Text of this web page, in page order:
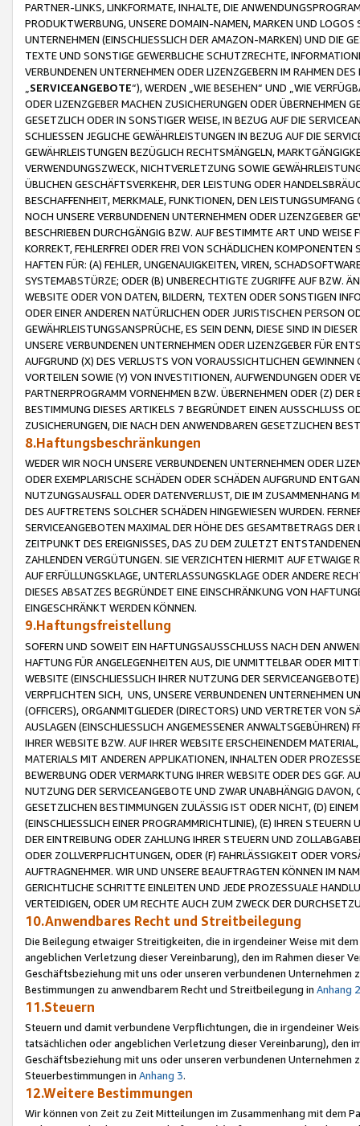
PARTNER-LINKS, LINKFORMATE, INHALTE, DIE
PRODUKTWERBUNG, UNSERE DOMAIN-NAMEN, MARKEN UND
UNTERNEHMEN (EINSCHLIESSLICH DER AMAZON-MARKEN) UND DIE
TEXTE UND SONSTIGE GEWERBLICHE SCHUTZRECHTE,
VERBUNDENEN UNTERNEHMEN ODER LIZENZGEBERN IM RAHMEN
SERVICEANGEBOTE“), WERDEN „WIE BESEHEN“ UND „WIE
ODER LIZENZGEBER MACHEN ZUSICHERUNGEN ODER ÜBERNEHMEN
GESETZLICH ODER IN SONSTIGER WEISE, IN BEZUG AUF DIE
SCHLIESSEN JEGLICHE GEWÄHRLEISTUNGEN IN BEZUG AUF DIE
GEWÄHRLEISTUNGEN BEZÜGLICH RECHTSMÄNGELN,
VERWENDUNGSZWECK, NICHTVERLETZUNG SOWIE
ÜBLICHEN GESCHÄFTSVERKEHR, DER LEISTUNG ODER
BESCHAFFENHEIT, MERKMALE, FUNKTIONEN, DEN
NOCH UNSERE VERBUNDENEN UNTERNEHMEN ODER LIZENZGEBER
BESCHRIEBEN DURCHGÄNGIG BZW. AUF BESTIMMTE ART UND
KORREKT, FEHLERFREI ODER FREI VON SCHÄDLICHEN
HAFTEN FÜR: (A) FEHLER, UNGENAUIGKEITEN, VIREN,
SYSTEMABSTÜRZE; ODER (B) UNBERECHTIGTE ZUGRIFFE AUF BZW.
WEBSITE ODER VON DATEN, BILDERN, TEXTEN ODER SONSTIGEN
ODER EINER ANDEREN NATÜRLICHEN ODER JURISTISCHEN PERSON
GEWÄHRLEISTUNGSANSPRÜCHE, ES SEIN DENN, DIESE SIND IN
UNSERE VERBUNDENEN UNTERNEHMEN ODER LIZENZGEBER FÜR
AUFGRUND (X) DES VERLUSTS VON VORAUSSICHTLICHEN
VORTEILEN SOWIE (Y) VON INVESTITIONEN, AUFWENDUNGEN ODER
PARTNERPROGRAMM VORNEHMEN BZW. ÜBERNEHMEN ODER (Z)
BESTIMMUNG DIESES ARTIKELS 7 BEGRÜNDET EINEN AUSSCHLUSS
ZUSICHERUNGEN, DIE NACH DEN ANWENDBAREN GESETZLICHEN
8.Haftungsbeschränkungen
WEDER WIR NOCH UNSERE VERBUNDENEN UNTERNEHMEN ODER
ODER EXEMPLARISCHE SCHÄDEN ODER SCHÄDEN AUFGRUND
NUTZUNGSAUSFALL ODER DATENVERLUST, DIE IM ZUSAMMENHANG
DES AUFTRETENS SOLCHER SCHÄDEN HINGEWIESEN WURDEN.
SERVICEANGEBOTEN MAXIMAL DER HÖHE DES GESAMTBETRAGS
ZEITPUNKT DES EREIGNISSES, DAS ZU DEM ZULETZT
ZAHLENDEN VERGÜTUNGEN. SIE VERZICHTEN HIERMIT AUF
AUF ERFÜLLUNGSKLAGE, UNTERLASSUNGSKLAGE ODER ANDERE
DIESES ABSATZES BEGRÜNDET EINE EINSCHRÄNKUNG VON
EINGESCHRÄNKT WERDEN KÖNNEN.
9.Haftungsfreistellung
SOFERN UND SOWEIT EIN HAFTUNGSAUSSCHLUSS NACH DEN
HAFTUNG FÜR ANGELEGENHEITEN AUS, DIE UNMITTELBAR ODER
WEBSITE (EINSCHLIESSLICH IHRER NUTZUNG DER
VERPFLICHTEN SICH, UNS, UNSERE VERBUNDENEN UNTERNEHMEN
(OFFICERS), ORGANMITGLIEDER (DIRECTORS) UND VERTRETER VON
AUSLAGEN (EINSCHLIESSLICH ANGEMESSENER
IHRER WEBSITE BZW. AUF IHRER WEBSITE ERSCHEINENDEM
MATERIALS MIT ANDEREN APPLIKATIONEN, INHALTEN ODER
BEWERBUNG ODER VERMARKTUNG IHRER WEBSITE ODER DES GGF.
NUTZUNG DER SERVICEANGEBOTE UND ZWAR UNABHÄNGIG
GESETZLICHEN BESTIMMUNGEN ZULÄSSIG IST ODER NICHT, (D)
(EINSCHLIESSLICH EINER PROGRAMMRICHTLINIE), (E) IHREN
DER EINTREIBUNG ODER ZAHLUNG IHRER STEUERN UND
ODER ZOLLVERPFLICHTUNGEN, ODER (F) FAHRLÄSSIGKEIT ODER
AUFTRAGNEHMER. WIR UND UNSERE BEAUFTRAGTEN KÖNNEN IM
GERICHTLICHE SCHRITTE EINLEITEN UND JEDE PROZESSUALE
VERTEIDIGEN, ODER UM RECHTE AUCH ZUM ZWECK DER
10.Anwendbares Recht und Streitbeilegung
Die Beilegung etwaiger Streitigkeiten, die in irgendeiner Weise mit
angeblichen Verletzung dieser Vereinbarung), den im Rahmen dieser
Geschäftsbeziehung mit uns oder unseren verbundenen
Bestimmungen zu anwendbarem Recht und Streitbeilegung in Anhang 2
11.Steuern
Steuern und damit verbundene Verpflichtungen, die in irgendeiner
tatsächlichen oder angeblichen Verletzung dieser Vereinbarung), den
Geschäftsbeziehung mit uns oder unseren verbundenen
Steuerbestimmungen in Anhang 3.
12.Weitere Bestimmungen
Wir können von Zeit zu Zeit Mitteilungen im Zusammenhang mit dem